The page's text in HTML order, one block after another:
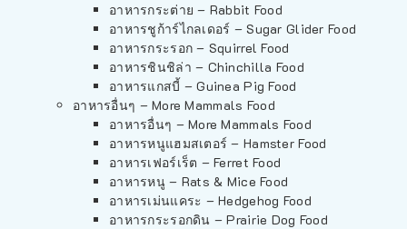
อาหารกระต่าย – Rabbit Food
อาหารชูก้าร์ไกลเดอร์ – Sugar Glider Food
อาหารกระรอก – Squirrel Food
อาหารชินชิล่า – Chinchilla Food
อาหารแกสบี้ – Guinea Pig Food
อาหารอื่นๆ – More Mammals Food
อาหารอื่นๆ – More Mammals Food
อาหารหนูแฮมสเตอร์ – Hamster Food
อาหารเฟอร์เร็ต – Ferret Food
อาหารหนู – Rats & Mice Food
อาหารเม่นแคระ – Hedgehog Food
อาหารกระรอกดิน – Prairie Dog Food